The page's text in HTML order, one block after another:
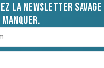
la newsletter Savage